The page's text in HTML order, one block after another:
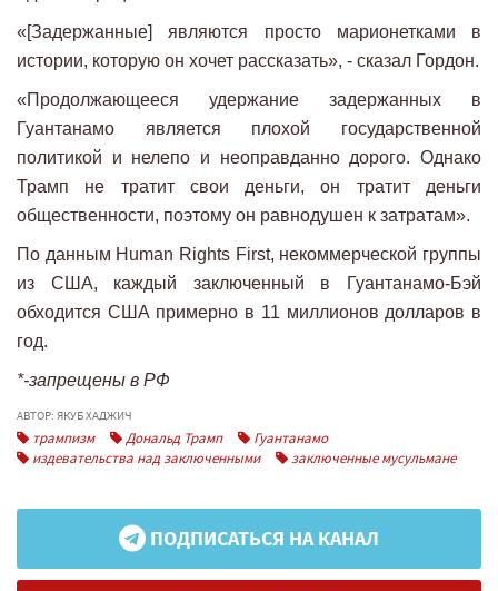
«[Задержанные] являются просто марионетками в
истории, которую он хочет рассказать», - сказал Гордон.
«Продолжающееся удержание задержанных в
Гуантанамо является плохой государственной
политикой и нелепо и неоправданно дорого. Однако
Трамп не тратит свои деньги, он тратит деньги
общественности, поэтому он равнодушен к затратам».
По данным Human Rights First, некоммерческой группы
из США, каждый заключенный в Гуантанамо-Бэй
обходится США примерно в 11 миллионов долларов в
год.
*-запрещены в РФ
АВТОР: ЯКУБ ХАДЖИЧ
трампизм Дональд Трамп
Гуантанамо
издевательства над заключенными
заключенные мусульмане
ПОДПИСАТЬСЯ НА КАНАЛ